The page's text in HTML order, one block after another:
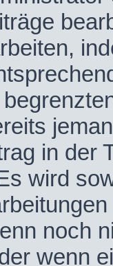
in der
wird
noch
wenn